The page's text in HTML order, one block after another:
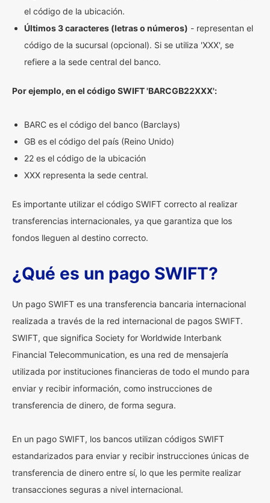
el código de la ubicación.
Últimos 3 caracteres (letras o números) - representan el
código de la sucursal (opcional). Si se utiliza 'XXX', se
refiere a la sede central del banco.
Por ejemplo, en el código SWIFT 'BARCGB22XXX':
BARC es el código del banco (Barclays)
GB es el código del país (Reino Unido)
22 es el código de la ubicación
XXX representa la sede central.
Es importante utilizar el código SWIFT correcto al realizar
transferencias internacionales, ya que garantiza que los
fondos lleguen al destino correcto.
¿Qué es un pago SWIFT?
Un pago SWIFT es una transferencia bancaria internacional
realizada a través de la red internacional de pagos SWIFT.
SWIFT, que significa Society for Worldwide Interbank
Financial Telecommunication, es una red de mensajería
utilizada por instituciones financieras de todo el mundo para
enviar y recibir información, como instrucciones de
transferencia de dinero, de forma segura.
En un pago SWIFT, los bancos utilizan códigos SWIFT
estandarizados para enviar y recibir instrucciones únicas de
transferencia de dinero entre sí, lo que les permite realizar
transacciones seguras a nivel internacional.